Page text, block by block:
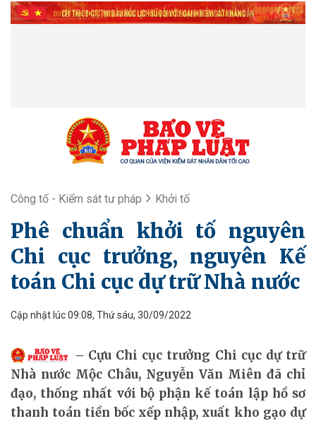
Công tố - Kiểm sát tư pháp Khởi tố
Phê chuẩn khởi tố nguyên
Chi cục trưởng, nguyên Kế
toán Chi cục dự trữ Nhà nước
Cập nhật lúc 09:08, Thứ sáu, 30/09/2022
Cựu Chi cục trưởng Chi cục dự trữ
Nhà nước Mộc Châu, Nguyễn Văn Miên đã chỉ
đạo, thống nhất với bộ phận kế toán lập hồ sơ
thanh toán tiền bốc xếp nhập, xuất kho gạo dự